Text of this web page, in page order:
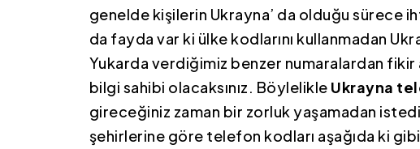
genelde kişilerin Ukrayna’ da olduğu sürece
da fayda var ki ülke kodlarını kullanmadan
Yukarda verdiğimiz benzer numaralardan fikir
bilgi sahibi olacaksınız. Böylelikle Ukrayna
gireceğiniz zaman bir zorluk yaşamadan
şehirlerine göre telefon kodları aşağıda ki